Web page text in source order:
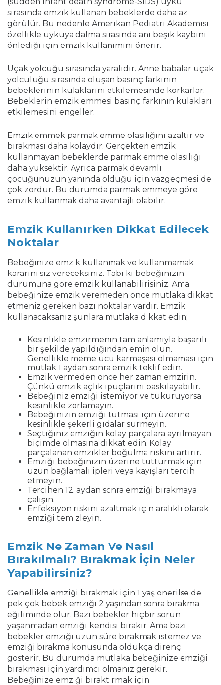
sırasında emzik kullanan bebeklerde daha az
görülür. Bu nedenle Amerikan Pediatri Akademisi
özellikle uykuya dalma sırasında ani beşik kaybını
önlediği için emzik kullanımını önerir.
Uçak yolcuğu sırasında yaralıdır. Anne babalar uçak
yolculuğu sırasında oluşan basınç farkının
bebeklerinin kulaklarını etkilemesinde korkarlar.
Bebeklerin emzik emmesi basınç farkının kulakları
etkilemesini engeller.
Emzik emmek parmak emme olasılığını azaltır ve
bırakması daha kolaydır. Gerçekten emzik
kullanmayan bebeklerde parmak emme olasılığı
daha yüksektir. Ayrıca parmak devamlı
çocuğunuzun yanında olduğu için vazgeçmesi de
çok zordur. Bu durumda parmak emmeye göre
emzik kullanmak daha avantajlı olabilir.
Emzik Kullanırken Dikkat Edilecek
Noktalar
Bebeğinize emzik kullanmak ve kullanmamak
kararını siz vereceksiniz. Tabi ki bebeğinizin
durumuna göre emzik kullanabilirisiniz. Ama
bebeğinize emzik veremeden önce mutlaka dikkat
etmeniz gereken bazı noktalar vardır. Emzik
kullanacaksanız şunlara mutlaka dikkat edin;
Kesinlikle emzirmenin tam anlamıyla başarılı
bir şekilde yapıldığından emin olun.
Genellikle meme ucu karmaşası olmaması için
mutlak 1 aydan sonra emzik teklif edin.
Emzik vermeden önce her zaman emzirin.
Çünkü emzik açlık ipuçlarını baskılayabilir.
Bebeğiniz emziği istemiyor ve tükürüyorsa
kesinlikle zorlamayın.
Bebeğinizin emziği tutması için üzerine
kesinlikle şekerli gıdalar sürmeyin.
Seçtiğiniz emziğin kolay parçalara ayrılmayan
biçimde olmasına dikkat edin. Kolay
parçalanan emzikler boğulma riskini artırır.
Emziği bebeğinizin üzerine tutturmak için
uzun bağlamalı ipleri veya kayışları tercih
etmeyin.
Tercihen 12. aydan sonra emziği bırakmaya
çalışın.
Enfeksiyon riskini azaltmak için aralıklı olarak
emziği temizleyin.
Emzik Ne Zaman Ve Nasıl
Bırakılmalı? Bırakmak İçin Neler
Yapabilirsiniz?
Genellikle emziği bırakmak için 1 yaş önerilse de
pek çok bebek emziği 2 yaşından sonra bırakma
eğiliminde olur. Bazı bebekler hiçbir sorun
yaşanmadan emziği kendisi bırakır. Ama bazı
bebekler emziği uzun süre bırakmak istemez ve
emziği bırakma konusunda oldukça direnç
gösterir. Bu durumda mutlaka bebeğinize emziği
bırakması için yardımcı olmanız gerekir.
Bebeğinize emziği bıraktırmak için